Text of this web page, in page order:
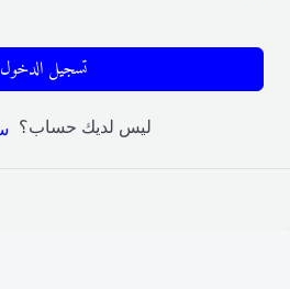
تسجيل الدخول
ليس لديك حساب؟